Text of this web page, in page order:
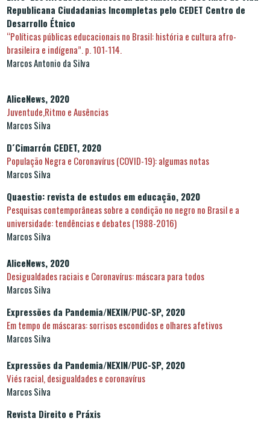
Republicana Ciudadanias Incompletas pelo CEDET Centro de
Desarrollo Étnico
“Políticas públicas educacionais no Brasil: história e cultura afro-
brasileira e indígena”. p. 101-114.
Marcos Antonio da Silva
AliceNews, 2020
Juventude,Ritmo e Ausências
Marcos Silva
D´Cimarrón CEDET, 2020
População Negra e Coronavírus (COVID-19): algumas notas
Marcos Silva
Quaestio: revista de estudos em educação, 2020
Pesquisas contemporâneas sobre a condição no negro no Brasil e a
universidade: tendências e debates (1988-2016)
Marcos Silva
AliceNews, 2020
Desigualdades raciais e Coronavírus: máscara para todos
Marcos Silva
Expressões da Pandemia/NEXIN/PUC-SP, 2020
Em tempo de máscaras: sorrisos escondidos e olhares afetivos
Marcos Silva
Expressões da Pandemia/NEXIN/PUC-SP, 2020
Viés racial, desigualdades e coronavírus
Marcos Silva
Revista Direito e Práxis